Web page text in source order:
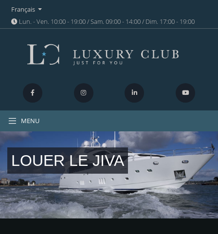
Français
Lun. - Ven. 10:00 - 19:00 / Sam. 09:00 - 14:00 / Dim. 17:00 - 19:00
MENU
LOUER LE JIVA